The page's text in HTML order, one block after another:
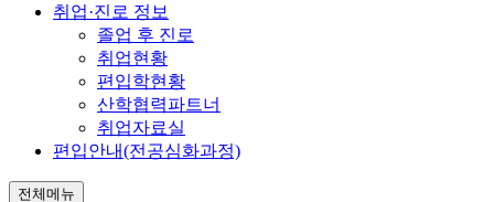
취업·진로 정보
졸업 후 진로
취업현황
편입학현황
산학협력파트너
취업자료실
편입안내(전공심화과정)
전체메뉴